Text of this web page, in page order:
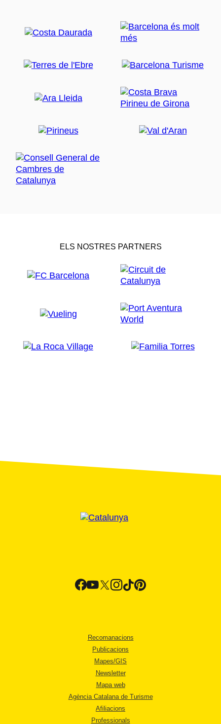
ELS NOSTRES PARTNERS
Recomanacions
Publicacions
Mapes/GIS
Newsletter
Mapa web
Agència Catalana de Turisme
Afiliacions
Professionals